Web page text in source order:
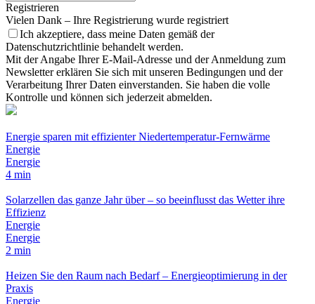
Registrieren
Vielen Dank – Ihre Registrierung wurde registriert
Ich akzeptiere, dass meine Daten gemäß der
Datenschutzrichtlinie behandelt werden.
Mit der Angabe Ihrer E-Mail-Adresse und der Anmeldung zum
Newsletter erklären Sie sich mit unseren Bedingungen und der
Verarbeitung Ihrer Daten einverstanden. Sie haben die volle
Kontrolle und können sich jederzeit abmelden.
Energie sparen mit effizienter Niedertemperatur-Fernwärme
Energie
Energie
4 min
Solarzellen das ganze Jahr über – so beeinflusst das Wetter ihre
Effizienz
Energie
Energie
2 min
Heizen Sie den Raum nach Bedarf – Energieoptimierung in der
Praxis
Energie